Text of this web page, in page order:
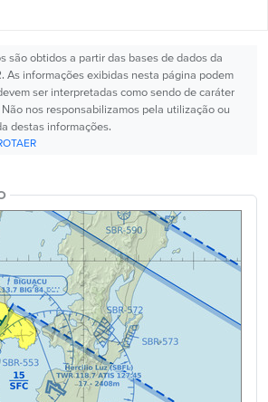
são obtidos a partir das bases de dados da
As informações exibidas nesta página podem
ser interpretadas como sendo de caráter
nos responsabilizamos pela utilização ou
destas informações.